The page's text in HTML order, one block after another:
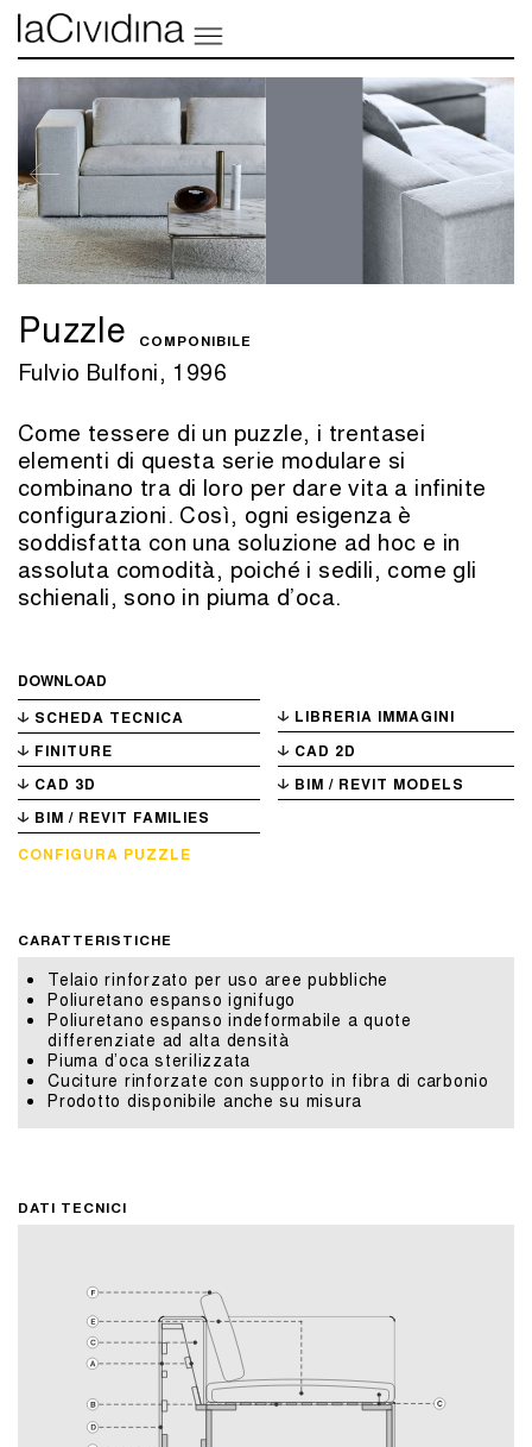
Puzzle COMPONIBILE
Fulvio Bulfoni, 1996
Come tessere di un puzzle, i trentasei
elementi di questa serie modulare si
combinano tra di loro per dare vita a infinite
configurazioni. Così, ogni esigenza è
soddisfatta con una soluzione ad hoc e in
assoluta comodità, poiché i sedili, come gli
schienali, sono in piuma d’oca.
DOWNLOAD
SCHEDA TECNICA
LIBRERIA IMMAGINI
FINITURE
CAD 2D
CAD 3D
BIM / REVIT MODELS
BIM / REVIT FAMILIES
CONFIGURA PUZZLE
CARATTERISTICHE
Telaio rinforzato per uso aree pubbliche
Poliuretano espanso ignifugo
Poliuretano espanso indeformabile a quote
differenziate ad alta densità
Piuma d’oca sterilizzata
Cuciture rinforzate con supporto in fibra di carbonio
Prodotto disponibile anche su misura
DATI TECNICI